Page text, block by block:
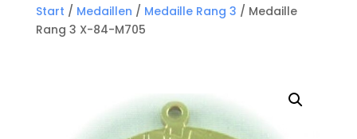
Start / Medaillen / Medaille Rang 3 / Medaille
Rang 3 X-84-M705